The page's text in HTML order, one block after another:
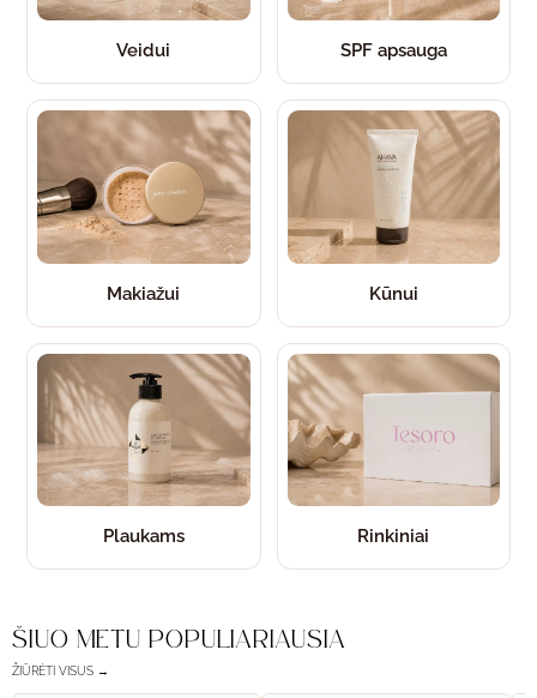
Veidui SPF apsauga
Makiažui Kūnui
Plaukams Rinkiniai
ŠIUO METU POPULIARIAUSIA
ŽIŪRĖTI VISUS →